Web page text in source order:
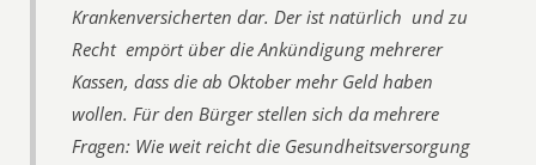
Krankenversicherten dar. Der ist natürlich  und zu
Recht  empört über die Ankündigung mehrerer
Kassen, dass die ab Oktober mehr Geld haben
wollen. Für den Bürger stellen sich da mehrere
Fragen: Wie weit reicht die Gesundheitsversorgung